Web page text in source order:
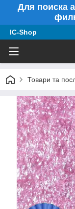
Для поиска
IC-Shop
Товари та